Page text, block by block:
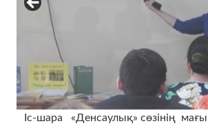
Іс-шара «Денсаулық» сөзінің